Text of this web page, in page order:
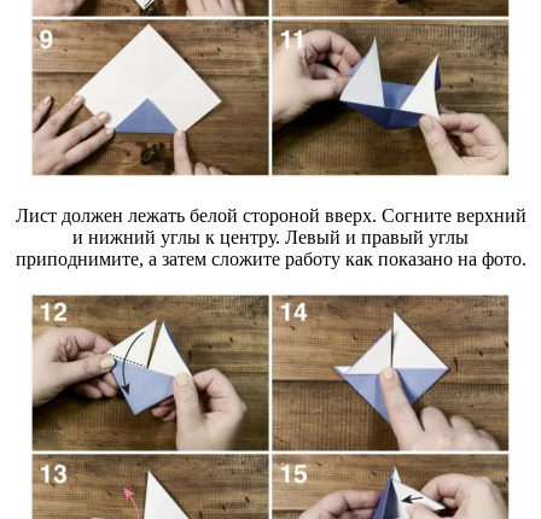
Лист должен лежать белой стороной вверх. Согните верхний
и нижний углы к центру. Левый и правый углы
приподнимите, а затем сложите работу как показано на фото.